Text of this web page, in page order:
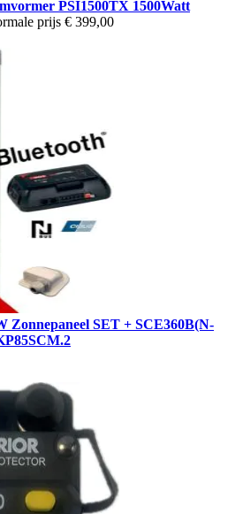
PSI1500TX 1500Watt
prijs € 399,00
Zonnepaneel SET + SCE360B(N-